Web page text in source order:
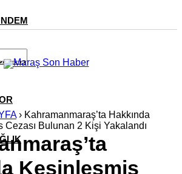
› Kahramanmaraş’ta Hakkında
Cezası Bulunan 2 Kişi Yakalandı
Kesinleşmiş